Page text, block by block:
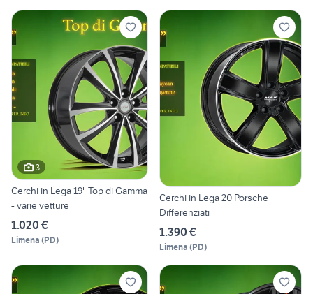
3
Cerchi in Lega 19" Top di Gamma
- varie vetture
1.020 €
Limena (PD)
Cerchi in Lega 20 Porsche
Differenziati
1.390 €
Limena (PD)